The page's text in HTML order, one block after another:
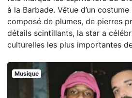
à la Barbade. Vêtue d’un
composé de plumes, de pierres
détails scintillants, la star a
culturelles les plus importantes de
Musique